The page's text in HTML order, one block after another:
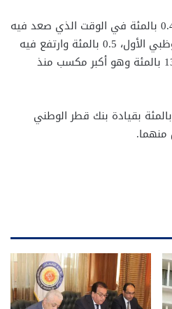
وارتفع مؤشر بورصة أبوظبي 0.4 بالمئة في الوقت الذي صعد فيه
سهم أكبر بنوك البلاد، بنك أبوظبي الأول، 0.5 بالمئة وارتفع فيه
سهم البنك العربي المتحد 13.1 بالمئة وهو أكبر مكسب منذ
وارتفع مؤشر بورصة قطر 0.1 بالمئة بقيادة بنك قطر الوطني